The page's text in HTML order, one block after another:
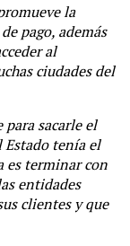
la
pago, además
al
ciudades del
para sacarle el
Estado tenía el
es terminar con
entidades
clientes y que